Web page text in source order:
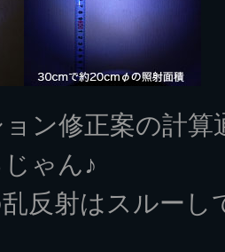
ン修正案の計
ゃん♪
反射はスルーし